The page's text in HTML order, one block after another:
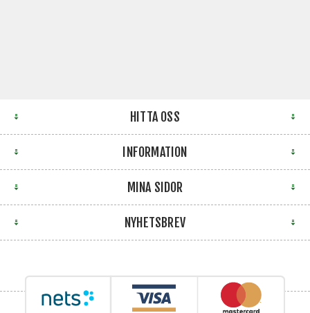
HITTA OSS
INFORMATION
MINA SIDOR
NYHETSBREV